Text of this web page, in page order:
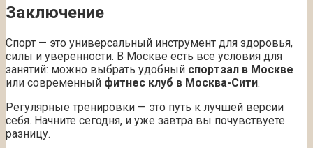
Заключение
Спорт — это универсальный инструмент для здоровья,
силы и уверенности. В Москве есть все условия для
занятий: можно выбрать удобный спортзал в Москве
или современный фитнес клуб в Москва-Сити.
Регулярные тренировки — это путь к лучшей версии
себя. Начните сегодня, и уже завтра вы почувствуете
разницу.